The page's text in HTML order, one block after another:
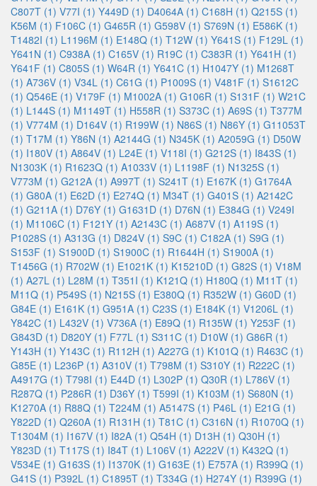
C807T (1) V77I (1) Y449D (1) D4064A (1) C168H (1) Q215S (1)
K56M (1) F106C (1) G465R (1) G598V (1) S769N (1) E586K (1)
T1482I (1) L1196M (1) E148Q (1) T12W (1) Y641S (1) F129L (1)
Y641N (1) C938A (1) C165V (1) R19C (1) C383R (1) Y641H (1)
Y641F (1) C805S (1) W64R (1) Y641C (1) H1047Y (1) M1268T
(1) A736V (1) V34L (1) C61G (1) P1009S (1) V481F (1) S1612C
(1) Q546E (1) V179F (1) M1002A (1) G106R (1) S131F (1) W21C
(1) L144S (1) M1149T (1) H558R (1) S373C (1) A69S (1) T377M
(1) V774M (1) D164V (1) R199W (1) N86S (1) N86Y (1) G11053T
(1) T17M (1) Y86N (1) A2144G (1) N345K (1) A2059G (1) D50W
(1) I180V (1) A864V (1) L24E (1) V118I (1) G212S (1) I843S (1)
N1303K (1) R1623Q (1) A1033V (1) L1198F (1) N1325S (1)
V773M (1) G212A (1) A997T (1) S241T (1) E167K (1) G1764A
(1) G80A (1) E62D (1) E274Q (1) M34T (1) G401S (1) A2142C
(1) G211A (1) D76Y (1) G1631D (1) D76N (1) E384G (1) V249I
(1) M1106C (1) F121Y (1) A2143C (1) A687V (1) A119S (1)
P1028S (1) A313G (1) D824V (1) S9C (1) C182A (1) S9G (1)
S153F (1) S1900D (1) S1900C (1) R1644H (1) S1900A (1)
T1456G (1) R702W (1) E1021K (1) K15210D (1) G82S (1) V18M
(1) A27L (1) L28M (1) T351I (1) K121Q (1) H180Q (1) M11T (1)
M11Q (1) P549S (1) N215S (1) E380Q (1) R352W (1) G60D (1)
G84E (1) E161K (1) G951A (1) C23S (1) E184K (1) V1206L (1)
Y842C (1) L432V (1) V736A (1) E89Q (1) R135W (1) Y253F (1)
G843D (1) D820Y (1) F77L (1) S311C (1) D10W (1) G86R (1)
Y143H (1) Y143C (1) R112H (1) A227G (1) K101Q (1) R463C (1)
G85E (1) L236P (1) A310V (1) T798M (1) S310Y (1) R222C (1)
A4917G (1) T798I (1) E44D (1) L302P (1) Q30R (1) L786V (1)
R287Q (1) P286R (1) D36Y (1) T599I (1) K103M (1) S680N (1)
K1270A (1) R88Q (1) T224M (1) A5147S (1) P46L (1) E21G (1)
Y822D (1) Q260A (1) R131H (1) T81C (1) C316N (1) R1070Q (1)
T1304M (1) I167V (1) I82A (1) Q54H (1) D13H (1) Q30H (1)
Y823D (1) T117S (1) I84T (1) L106V (1) A222V (1) K432Q (1)
V534E (1) G163S (1) I1370K (1) G163E (1) E757A (1) R399Q (1)
G41S (1) P392L (1) C1895T (1) T334G (1) H274Y (1) R399G (1)